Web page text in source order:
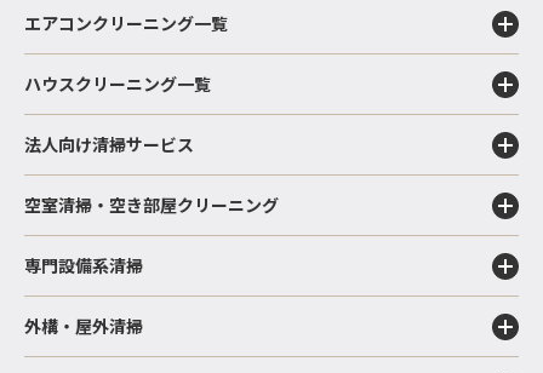
エアコンクリーニング一覧
ハウスクリーニング一覧
法人向け清掃サービス
空室清掃・空き部屋クリーニング
専門設備系清掃
外構・屋外清掃